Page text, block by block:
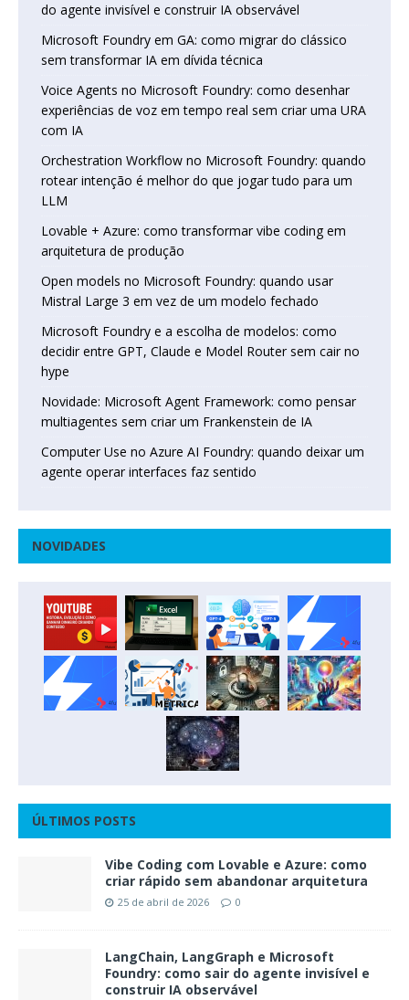
do agente invisível e construir IA observável
Microsoft Foundry em GA: como migrar do clássico
sem transformar IA em dívida técnica
Voice Agents no Microsoft Foundry: como desenhar
experiências de voz em tempo real sem criar uma URA
com IA
Orchestration Workflow no Microsoft Foundry: quando
rotear intenção é melhor do que jogar tudo para um
LLM
Lovable + Azure: como transformar vibe coding em
arquitetura de produção
Open models no Microsoft Foundry: quando usar
Mistral Large 3 em vez de um modelo fechado
Microsoft Foundry e a escolha de modelos: como
decidir entre GPT, Claude e Model Router sem cair no
hype
Novidade: Microsoft Agent Framework: como pensar
multiagentes sem criar um Frankenstein de IA
Computer Use no Azure AI Foundry: quando deixar um
agente operar interfaces faz sentido
NOVIDADES
ÚLTIMOS POSTS
Vibe Coding com Lovable e Azure: como
criar rápido sem abandonar arquitetura
25 de abril de 2026 0
LangChain, LangGraph e Microsoft
Foundry: como sair do agente invisível e
construir IA observável